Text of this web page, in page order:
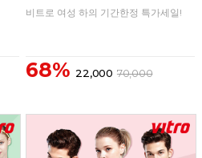
비트로 여성 하의 기간한정 특가세일!
68% 22,000 70,000